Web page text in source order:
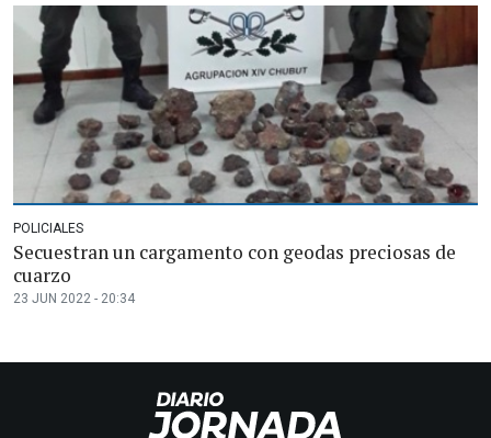
POLICIALES
Secuestran un cargamento con geodas preciosas de
cuarzo
23 JUN 2022 - 20:34